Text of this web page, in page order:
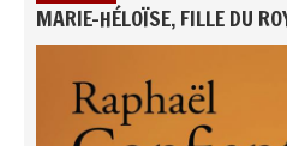
MARIE-HÉLOÏSE, FILLE DU